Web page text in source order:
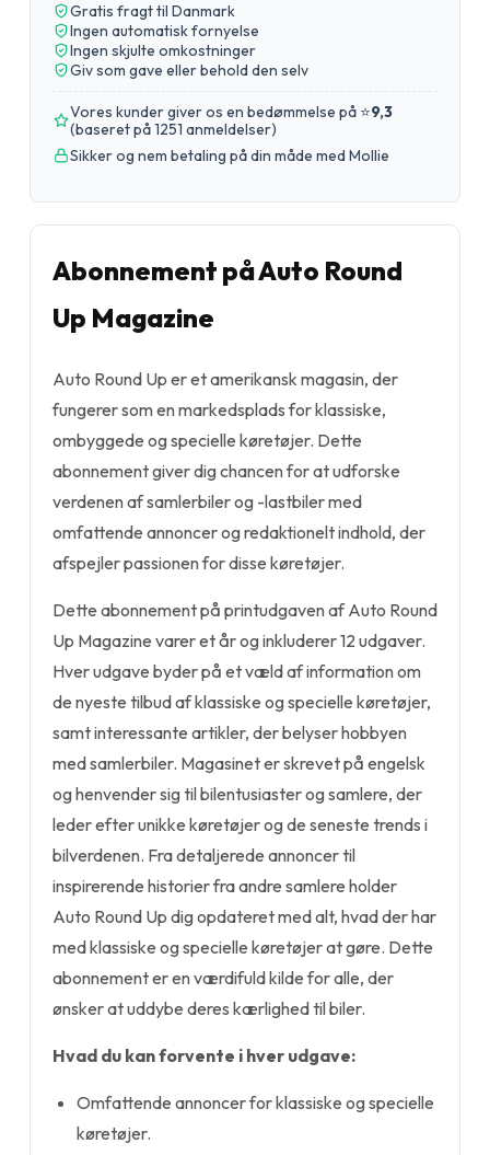
Gratis fragt til Danmark
Ingen automatisk fornyelse
Ingen skjulte omkostninger
Giv som gave eller behold den selv
Vores kunder giver os en bedømmelse på ⭐9,3
(baseret på 1251 anmeldelser)
Sikker og nem betaling på din måde med Mollie
Abonnement på Auto Round
Up Magazine
Auto Round Up er et amerikansk magasin, der
fungerer som en markedsplads for klassiske,
ombyggede og specielle køretøjer. Dette
abonnement giver dig chancen for at udforske
verdenen af samlerbiler og -lastbiler med
omfattende annoncer og redaktionelt indhold, der
afspejler passionen for disse køretøjer.
Dette abonnement på printudgaven af Auto Round
Up Magazine varer et år og inkluderer 12 udgaver.
Hver udgave byder på et væld af information om
de nyeste tilbud af klassiske og specielle køretøjer,
samt interessante artikler, der belyser hobbyen
med samlerbiler. Magasinet er skrevet på engelsk
og henvender sig til bilentusiaster og samlere, der
leder efter unikke køretøjer og de seneste trends i
bilverdenen. Fra detaljerede annoncer til
inspirerende historier fra andre samlere holder
Auto Round Up dig opdateret med alt, hvad der har
med klassiske og specielle køretøjer at gøre. Dette
abonnement er en værdifuld kilde for alle, der
ønsker at uddybe deres kærlighed til biler.
Hvad du kan forvente i hver udgave:
Omfattende annoncer for klassiske og specielle
køretøjer.